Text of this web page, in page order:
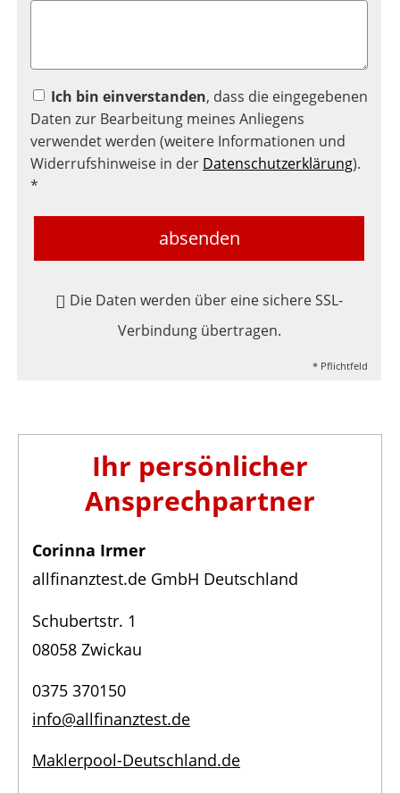
Ich bin einverstanden, dass die eingegebenen
Daten zur Bearbeitung meines Anliegens
verwendet werden (weitere Informationen und
Widerrufshinweise in der Datenschutzerklärung).
*
absenden
Die Daten werden über eine sichere SSL-
Verbindung übertragen.
* Pflichtfeld
Ihr persönlicher
Ansprechpartner
Corinna Irmer
allfinanztest.de GmbH Deutschland
Schubertstr. 1
08058 Zwickau
0375 370150
info@allfinanztest.de
Maklerpool-Deutschland.de